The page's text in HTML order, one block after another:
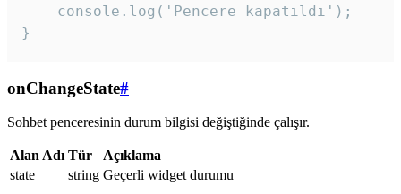
    console.log('Pencere kapatıldı');
}
onChangeState#
Sohbet penceresinin durum bilgisi değiştiğinde çalışır.
Alan Adı Tür
Açıklama
state
string Geçerli widget durumu